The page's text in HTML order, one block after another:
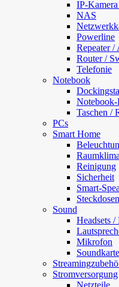
IP-
NAS
Powerline
Repeater /
Router /
Telefonie
Notebook
Taschen /
PCs
Smart Home
Raumklima
Reinigung
Sicherheit
Smart-
Sound
Headsets
Mikrofon
Stromversorgung
Netzteile